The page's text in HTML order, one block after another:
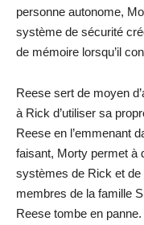
personne autonome,
système de sécurité
de mémoire lorsqu’il
Reese sert de moyen
à Rick d’utiliser sa
Reese en l’emmenant
faisant, Morty permet à
systèmes de Rick et de
membres de la famille
Reese tombe en panne.